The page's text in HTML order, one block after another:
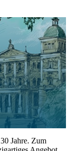
Jahre. Zum